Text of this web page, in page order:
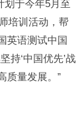
划于今年5月至
培训活动，帮
英语测试中国
持‘中国优先’战
质量发展。”